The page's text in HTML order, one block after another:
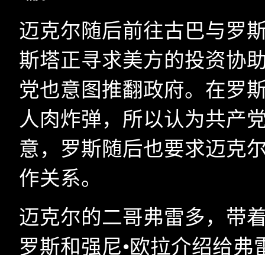
迈克尔随后前往古巴与罗
斯塔正寻求美方的投资协
党也意图推翻政府。在罗
人肉炸弹，所以认为共产
意，罗斯随后也要求迈克
作关系。
迈克尔的二哥弗雷多，带
罗斯和强尼•欧拉介绍给